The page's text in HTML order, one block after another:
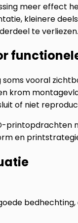
meer effect
kleinere
te verliezen.
vooral
krom
of niet
printopdrachten
en